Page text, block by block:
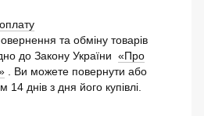
та обміну товарів
до Закону України «Про
. Ви можете повернути або
днів з дня його купівлі.